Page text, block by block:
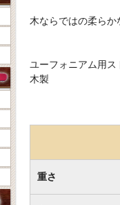
木ならではの柔らか
ユーフォニアム用ス
木製
重さ